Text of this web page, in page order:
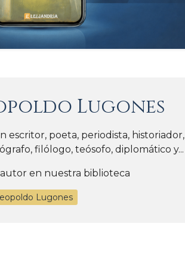
Lugones
poeta, periodista, historiador,
filólogo, teósofo, diplomático y...
en nuestra biblioteca
Lugones